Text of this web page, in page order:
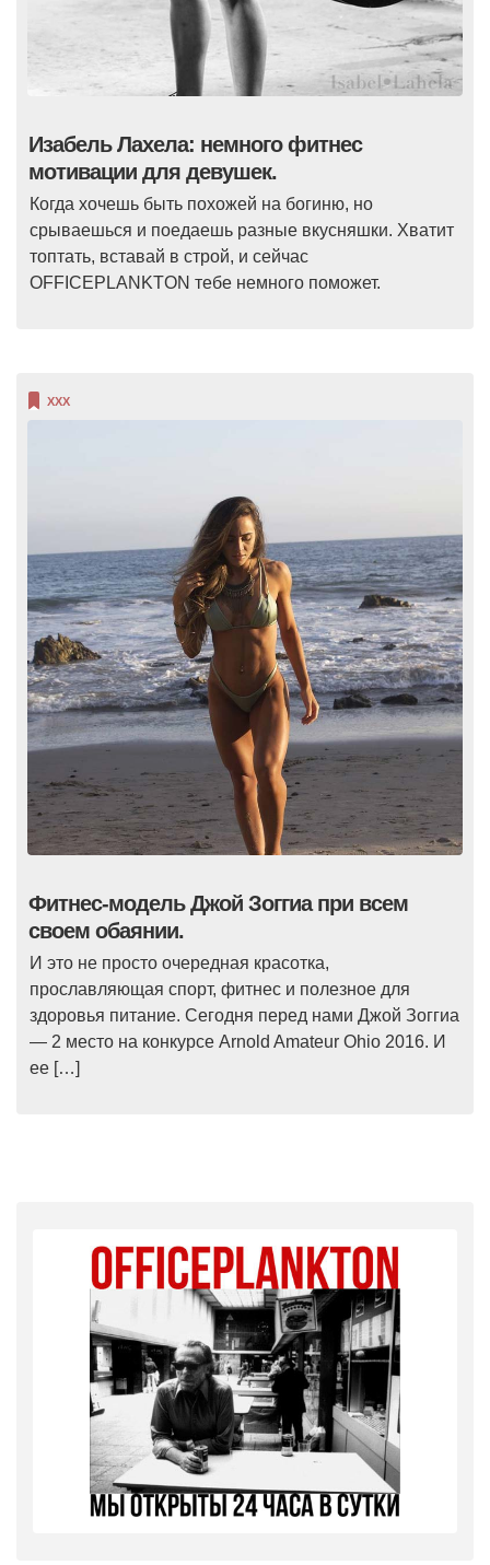
Изабель Лахела: немного фитнес
мотивации для девушек.
Когда хочешь быть похожей на богиню, но
срываешься и поедаешь разные вкусняшки. Хватит
топтать, вставай в строй, и сейчас
OFFICEPLANKTON тебе немного поможет.
XXX
Фитнес-модель Джой Зоггиа при всем
своем обаянии.
И это не просто очередная красотка,
прославляющая спорт, фитнес и полезное для
здоровья питание. Сегодня перед нами Джой Зоггиа
— 2 место на конкурсе Arnold Amateur Ohio 2016. И
ее […]